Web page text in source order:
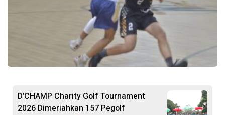
D’CHAMP Charity Golf Tournament
2026 Dimeriahkan 157 Pegolf